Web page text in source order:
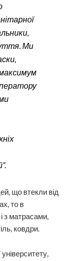
Ми
що втекли від
то в
з матрасами,
ковдри.